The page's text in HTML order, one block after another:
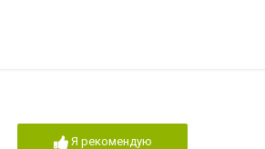
Я рекомендую